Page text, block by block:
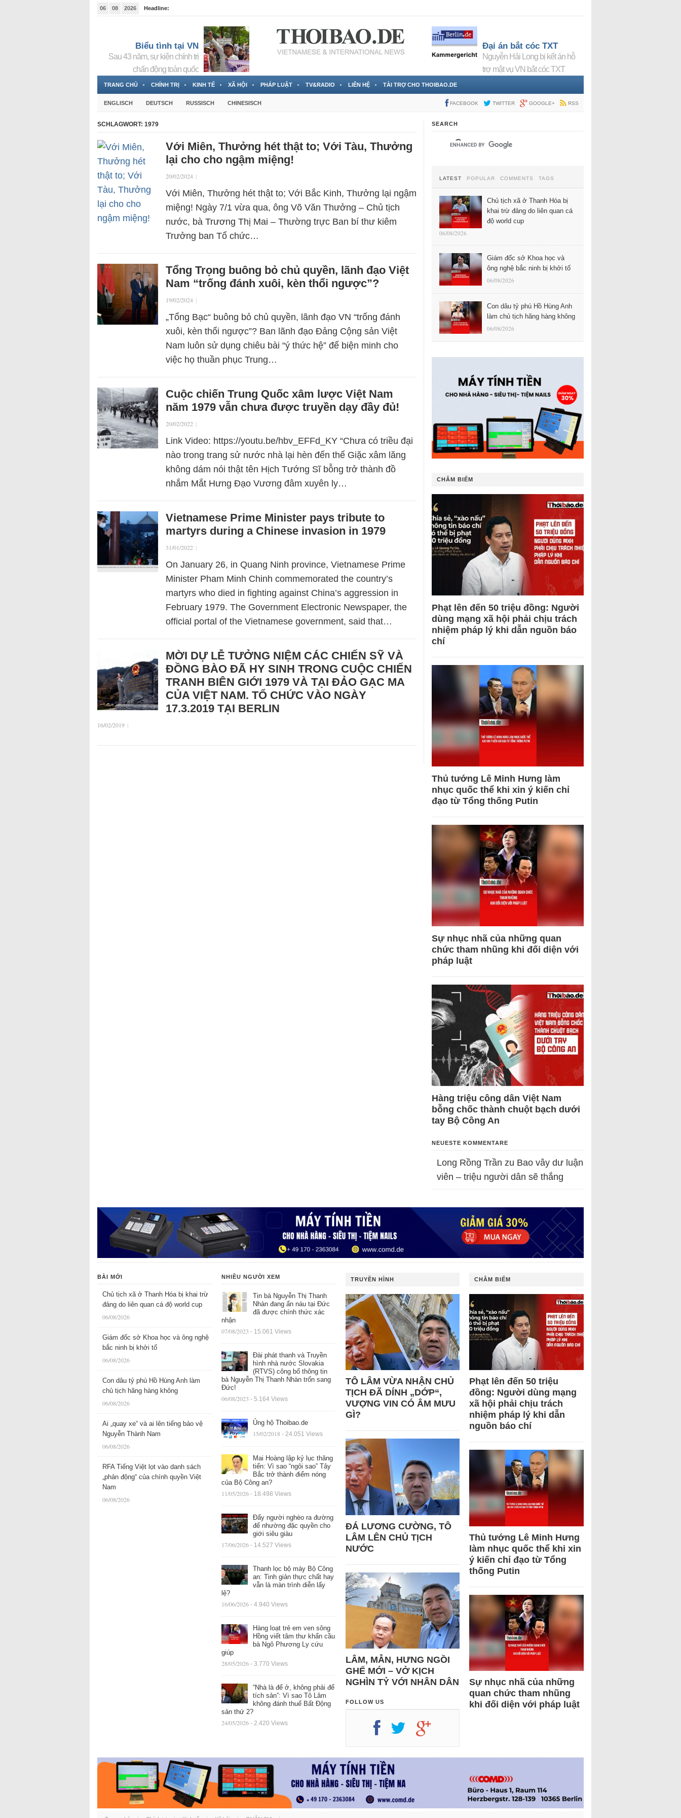
06 08 2026
Headline:
Biểu tình tại VN
Sau 43 năm, sự kiện chính trị
chấn động toàn quốc
Đại án bắt cóc TXT
Nguyễn Hải Long bị kết án hỗ
trợ mật vụ VN bắt cóc TXT
TRANG CHỦ CHÍNH TRỊ KINH TẾ XÃ HỘI PHÁP LUẬT TV&RADIO LIÊN HỆ TÀI TRỢ CHO THOIBAO.DE
ENGLISCH DEUTSCH RUSSISCH CHINESISCH FACEBOOK TWITTER GOOGLE+ RSS
SCHLAGWORT: 1979
Với Miên, Thưởng hét thật to; Với Tàu, Thưởng
lại cho cho ngậm miệng!
20/02/2024 |
Với Miên, Thưởng hét thật to; Với Bắc Kinh, Thưởng lại ngậm
miệng! Ngày 7/1 vừa qua, ông Võ Văn Thưởng – Chủ tịch
nước, bà Trương Thị Mai – Thường trực Ban bí thư kiêm
Trưởng ban Tổ chức…
Tổng Trọng buông bỏ chủ quyền, lãnh đạo Việt
Nam “trống đánh xuôi, kèn thổi ngược”?
19/02/2024 |
„Tổng Bạc“ buông bỏ chủ quyền, lãnh đạo VN “trống đánh
xuôi, kèn thổi ngược”? Ban lãnh đạo Đảng Cộng sản Việt
Nam luôn sử dụng chiêu bài “ý thức hệ” để biện minh cho
việc họ thuần phục Trung…
Cuộc chiến Trung Quốc xâm lược Việt Nam
năm 1979 vẫn chưa được truyền dạy đầy đủ!
20/02/2022 |
Link Video: https://youtu.be/hbv_EFFd_KY “Chưa có triều đại
nào trong trang sử nước nhà lại hèn đến thế Giặc xâm lăng
không dám nói thật tên Hịch Tướng Sĩ bỗng trở thành đồ
nhắm Mắt Hưng Đạo Vương đâm xuyên ly…
Vietnamese Prime Minister pays tribute to
martyrs during a Chinese invasion in 1979
31/01/2022 |
On January 26, in Quang Ninh province, Vietnamese Prime
Minister Pham Minh Chinh commemorated the country’s
martyrs who died in fighting against China’s aggression in
February 1979. The Government Electronic Newspaper, the
official portal of the Vietnamese government, said that…
MỜI DỰ LỄ TƯỞNG NIỆM CÁC CHIẾN SỸ VÀ
ĐỒNG BÀO ĐÃ HY SINH TRONG CUỘC CHIẾN
TRANH BIÊN GIỚI 1979 VÀ TẠI ĐẢO GẠC MA
CỦA VIỆT NAM. TỔ CHỨC VÀO NGÀY
17.3.2019 TẠI BERLIN
16/02/2019 |
SEARCH
LATEST POPULAR COMMENTS TAGS
Chủ tịch xã ở Thanh Hóa bị
khai trừ đảng do liên quan cá
độ world cup
06/08/2026
Giám đốc sở Khoa học và
ông nghệ bắc ninh bị khởi tố
06/08/2026
Con dâu tỷ phú Hồ Hùng Anh
làm chủ tịch hãng hàng không
06/08/2026
CHÂM BIẾM
Phạt lên đến 50 triệu đồng: Người
dùng mạng xã hội phải chịu trách
nhiệm pháp lý khi dẫn nguồn báo
chí
Thủ tướng Lê Minh Hưng làm
nhục quốc thể khi xin ý kiến chỉ
đạo từ Tổng thống Putin
Sự nhục nhã của những quan
chức tham nhũng khi đối diện với
pháp luật
Hàng triệu công dân Việt Nam
bỗng chốc thành chuột bạch dưới
tay Bộ Công An
NEUESTE KOMMENTARE
Long Rồng Trần zu Bao vây dư luận
viên – triệu người dân sẽ thắng
BÀI MỚI
Chủ tịch xã ở Thanh Hóa bị khai trừ
đảng do liên quan cá độ world cup
06/08/2026
Giám đốc sở Khoa học và ông nghệ
bắc ninh bị khởi tố
06/08/2026
Con dâu tỷ phú Hồ Hùng Anh làm
chủ tịch hãng hàng không
06/08/2026
Ai „quay xe“ và ai lên tiếng bảo vệ
Nguyễn Thành Nam
06/08/2026
RFA Tiếng Việt lọt vào danh sách
„phản động“ của chính quyền Việt
Nam
06/08/2026
NHIỀU NGƯỜI XEM
Tin bà Nguyễn Thị Thanh
Nhàn đang ẩn náu tại Đức
đã được chính thức xác
nhận
07/08/2023 - 15.061 Views
Đài phát thanh và Truyền
hình nhà nước Slovakia
(RTVS) công bố thông tin
bà Nguyễn Thị Thanh Nhàn trốn sang
Đức!
06/08/2023 - 5.164 Views
Ủng hộ Thoibao.de
15/02/2018 - 24.051 Views
Mai Hoàng lập kỷ lục thăng
tiến: Vì sao “ngôi sao” Tây
Bắc trở thành điểm nóng
của Bộ Công an?
11/05/2026 - 18.498 Views
Đẩy người nghèo ra đường
để nhường đặc quyền cho
giới siêu giàu
17/06/2026 - 14.527 Views
Thanh lọc bộ máy Bộ Công
an: Tinh giản thực chất hay
vẫn là màn trình diễn lấy
lệ?
16/06/2026 - 4.940 Views
Hàng loạt trẻ em ven sông
Hồng viết tâm thư khẩn cầu
bà Ngô Phương Ly cứu
giúp
28/05/2026 - 3.770 Views
“Nhà là để ở, không phải để
tích sản”: Vì sao Tô Lâm
không đánh thuế Bất Động
sản thứ 2?
24/05/2026 - 2.420 Views
TRUYỀN HÌNH
TÔ LÂM VỪA NHẬN CHỦ
TỊCH ĐÃ DÍNH „DỚP“,
VƯỢNG VIN CÓ ÂM MƯU
GÌ?
ĐÁ LƯƠNG CƯỜNG, TÔ
LÂM LÊN CHỦ TỊCH
NƯỚC
LÂM, MẪN, HƯNG NGỒI
GHẾ MỚI – VỞ KỊCH
NGHÌN TỶ VỚI NHÂN DÂN
FOLLOW US
CHÂM BIẾM
Phạt lên đến 50 triệu
đồng: Người dùng mạng
xã hội phải chịu trách
nhiệm pháp lý khi dẫn
nguồn báo chí
Thủ tướng Lê Minh Hưng
làm nhục quốc thể khi xin
ý kiến chỉ đạo từ Tổng
thống Putin
Sự nhục nhã của những
quan chức tham nhũng
khi đối diện với pháp luật